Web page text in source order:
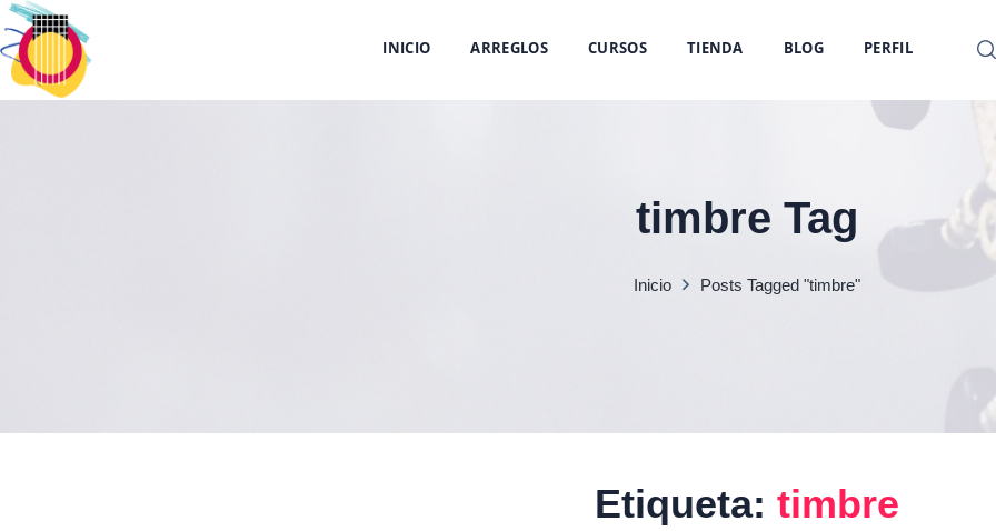
INICIO ARREGLOS CURSOS TIENDA BLOG PERFIL
timbre Tag
Inicio Posts Tagged "timbre"
Etiqueta: timbre